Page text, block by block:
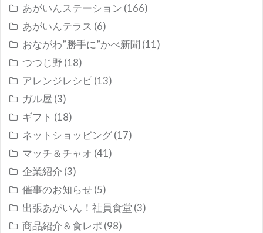
あがいんステーション (166)
あがいんテラス (6)
おながわ”勝手に”かべ新聞 (11)
つつじ野 (18)
アレンジレシピ(13)
ガル屋 (3)
ギフト (18)
ネットショッピング(17)
マッチ＆チャオ (41)
企業紹介 (3)
催事のお知らせ(5)
出張あがいん！社員食堂 (3)
商品紹介＆食レポ (98)